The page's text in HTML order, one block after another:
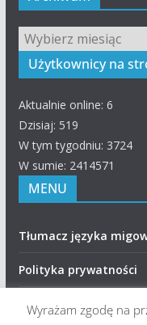
Archiwum
Użytkownicy na
Aktualnie online: 6
Dzisiaj: 519
W tym tygodniu: 3724
W sumie: 2414571
MENU
Tłumacz języka
Polityka prywatności
RODO – Klauzule
Wyrażam zgodę na